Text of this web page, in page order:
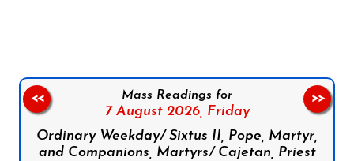
Mass Readings for
7 August 2026, Friday
Ordinary Weekday/ Sixtus II, Pope, Martyr,
and Companions, Martyrs/ Cajetan, Priest
<< >>